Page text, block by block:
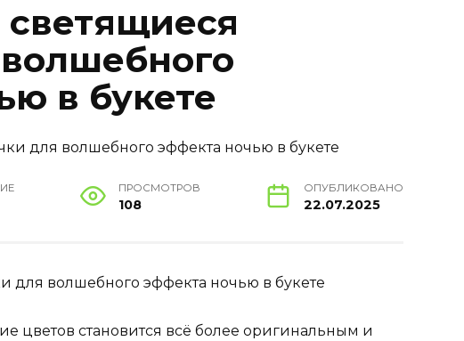
в букете
ПРОСМОТРОВ
108
ОПУБЛИКОВАНО
22.07.2025
для волшебного эффекта ночью в букете
цветов становится всё более оригинальным и